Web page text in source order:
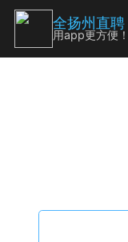
全扬州直聘
用app更方便！